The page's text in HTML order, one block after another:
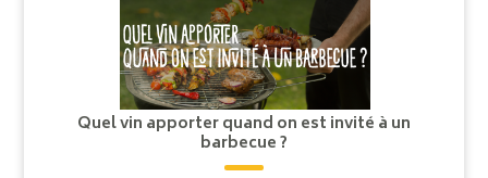
Quel vin apporter quand on est invité à un
barbecue ?